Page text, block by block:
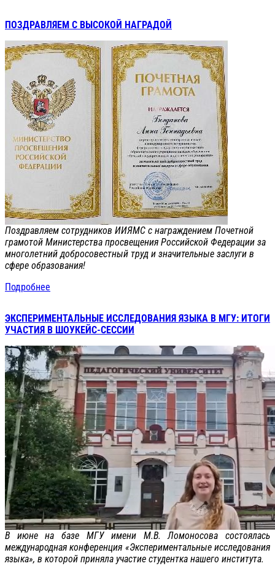
ПОЗДРАВЛЯЕМ С ВЫСОКОЙ НАГРАДОЙ
Поздравляем сотрудников ИИЯМС с награждением Почетной
грамотой Министерства просвещения Российской Федерации за
многолетний добросовестный труд и значительные заслуги в
сфере образования!
Подробнее
ЭКСПЕРИМЕНТАЛЬНЫЕ ИССЛЕДОВАНИЯ ЯЗЫКА В МГУ: ИТОГИ
УЧАСТИЯ В ШОУКЕЙС-СЕССИИ
В июне на базе МГУ имени М.В. Ломоносова состоялась
международная конференция «Экспериментальные исследования
языка», в которой приняла участие студентка нашего института.